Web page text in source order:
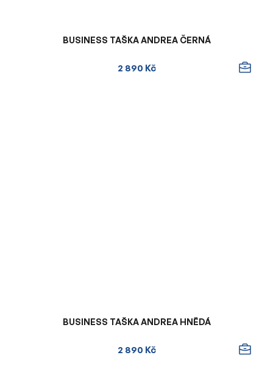
BUSINESS TAŠKA ANDREA ČERNÁ
2 890 Kč
BUSINESS TAŠKA ANDREA HNĚDÁ
2 890 Kč